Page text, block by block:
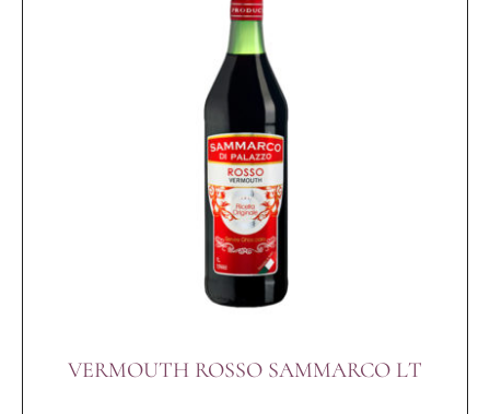
VERMOUTH ROSSO SAMMARCO LT